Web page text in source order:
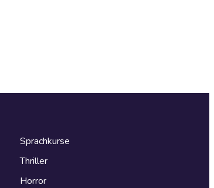
Sprachkurse
Thriller
Horror